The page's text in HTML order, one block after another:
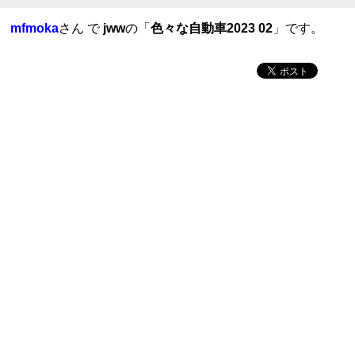
mfmokaさん で jwwの「色々な自動車2023 02 」です。